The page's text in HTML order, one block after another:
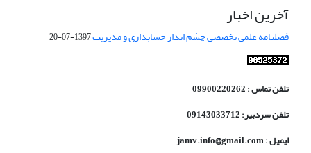
آخرین اخبار
فصلنامه علمی تخصصی چشم انداز حسابداری و مدیریت1397-07-20
تلفن تماس : 09900220262
تلفن سردبیر: 09143033712
ایمیل : jamv.info@gmail.com